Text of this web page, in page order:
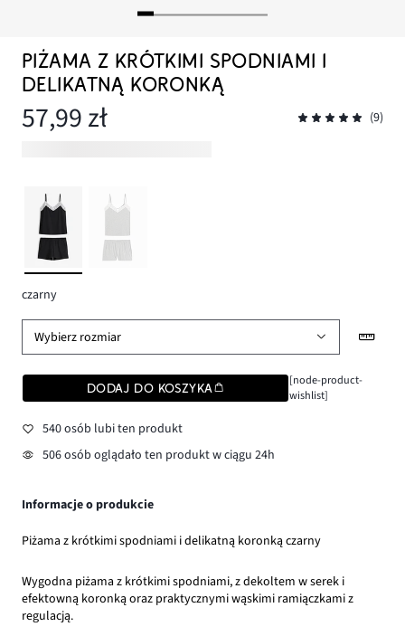
PIŻAMA Z KRÓTKIMI SPODNIAMI I
DELIKATNĄ KORONKĄ
57,99 zł (9)
czarny
Wybierz rozmiar
DODAJ DO KOSZYKA
[node-product-
wishlist]
540 osób lubi ten produkt
506 osób oglądało ten produkt w ciągu 24h
Informacje o produkcie
Piżama z krótkimi spodniami i delikatną koronką czarny
Wygodna piżama z krótkimi spodniami, z dekoltem w serek i
efektowną koronką oraz praktycznymi wąskimi ramiączkami z
regulacją.